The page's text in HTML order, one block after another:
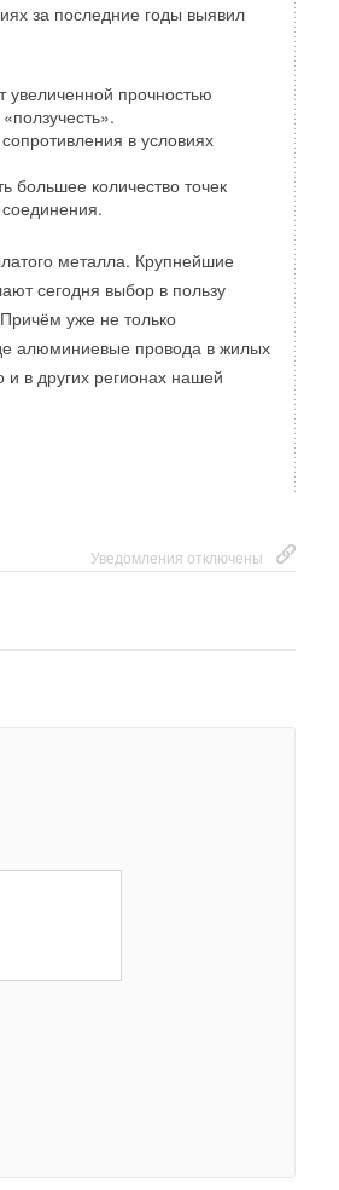
за последние годы выявил
прочностью
в условиях
большее количество точек
металла. Крупнейшие
сегодня выбор в пользу
уже не только
алюминиевые провода в жилых
в других регионах нашей
Уведомления отключены